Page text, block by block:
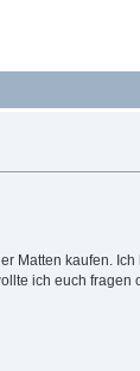
Matten kaufen.
ich euch